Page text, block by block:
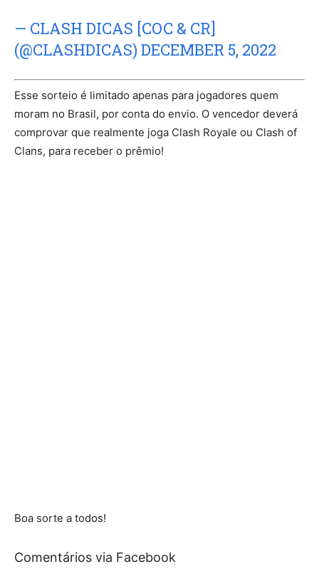
— CLASH DICAS [COC & CR]
(@CLASHDICAS) DECEMBER 5, 2022
Esse sorteio é limitado apenas para jogadores quem
moram no Brasil, por conta do envio. O vencedor deverá
comprovar que realmente joga Clash Royale ou Clash of
Clans, para receber o prêmio!
Boa sorte a todos!
Comentários via Facebook